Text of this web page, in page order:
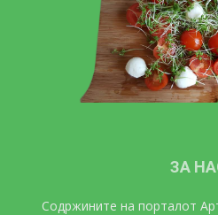
ЗА
Содржините на порталот